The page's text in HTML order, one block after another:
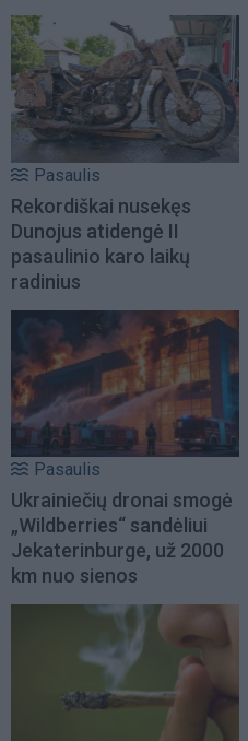
Pasaulis
Rekordiškai nusekęs
Dunojus atidengė II
pasaulinio karo laikų
radinius
Pasaulis
Ukrainiečių dronai smogė
„Wildberries“ sandėliui
Jekaterinburge, už 2000
km nuo sienos